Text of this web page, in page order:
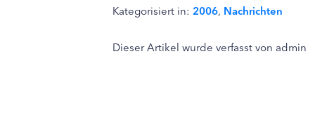
Kategorisiert in: 2006, Nachrichten
Dieser Artikel wurde verfasst von admin